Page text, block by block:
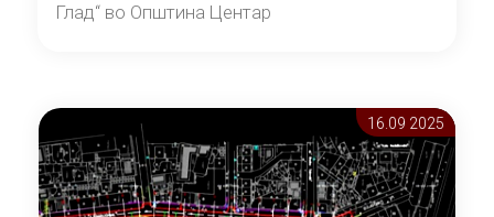
Глад“ во Општина Центар
16.09 2025